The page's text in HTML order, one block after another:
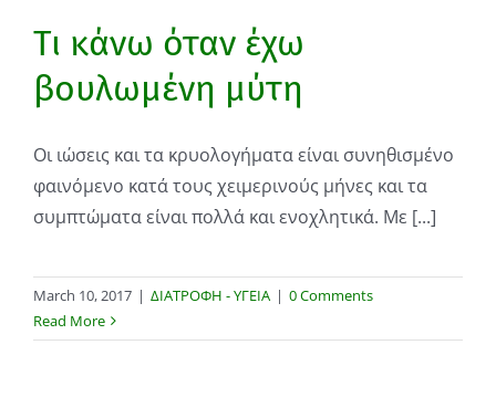
Τι κάνω όταν έχω
βουλωμένη μύτη
Οι ιώσεις και τα κρυολογήματα είναι συνηθισμένο
φαινόμενο κατά τους χειμερινούς μήνες και τα
συμπτώματα είναι πολλά και ενοχλητικά. Με [...]
March 10, 2017 | ΔΙΑΤΡΟΦΗ - ΥΓΕΙΑ | 0 Comments
Read More